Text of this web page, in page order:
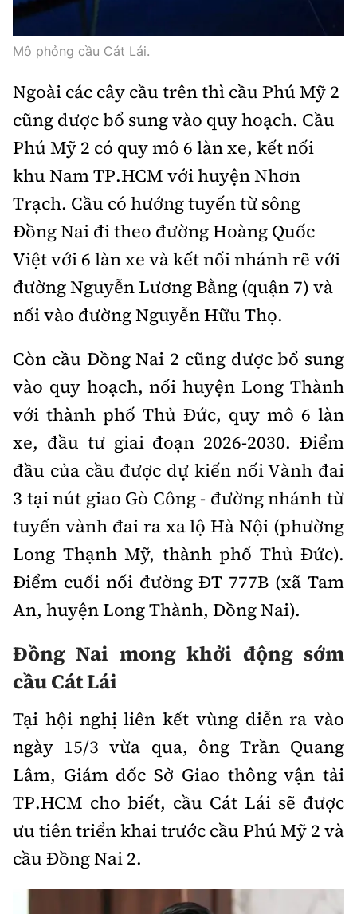
Mô phỏng cầu Cát Lái.
Ngoài các cây cầu trên thì cầu Phú Mỹ 2
cũng được bổ sung vào quy hoạch. Cầu
Phú Mỹ 2 có quy mô 6 làn xe, kết nối
khu Nam TP.HCM với huyện Nhơn
Trạch. Cầu có hướng tuyến từ sông
Đồng Nai đi theo đường Hoàng Quốc
Việt với 6 làn xe và kết nối nhánh rẽ với
đường Nguyễn Lương Bằng (quận 7) và
nối vào đường Nguyễn Hữu Thọ.
Còn cầu Đồng Nai 2 cũng được bổ sung
vào quy hoạch, nối huyện Long Thành
với thành phố Thủ Đức, quy mô 6 làn
xe, đầu tư giai đoạn 2026-2030. Điểm
đầu của cầu được dự kiến nối Vành đai
3 tại nút giao Gò Công - đường nhánh từ
tuyến vành đai ra xa lộ Hà Nội (phường
Long Thạnh Mỹ, thành phố Thủ Đức).
Điểm cuối nối đường ĐT 777B (xã Tam
An, huyện Long Thành, Đồng Nai).
Đồng Nai mong khởi động sớm
cầu Cát Lái
Tại hội nghị liên kết vùng diễn ra vào
ngày 15/3 vừa qua, ông Trần Quang
Lâm, Giám đốc Sở Giao thông vận tải
TP.HCM cho biết, cầu Cát Lái sẽ được
ưu tiên triển khai trước cầu Phú Mỹ 2 và
cầu Đồng Nai 2.